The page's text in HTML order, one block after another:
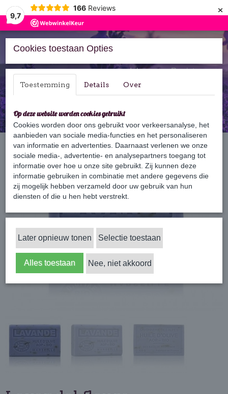
9,7
166 Reviews ×
Inloggen Registreren
Home › Zeep › 125 gram zeep › Lavendel fleurs
Cookies toestaan Opties
Toestemming Details Over
Op deze website worden cookies gebruikt
Cookies worden door ons gebruikt voor verkeersanalyse, het
aanbieden van sociale media-functies en het personaliseren
van informatie en advertenties. Daarnaast verlenen we onze
sociale media-, advertentie- en analysepartners toegang tot
informatie over hoe u onze site gebruikt. Zij kunnen deze
informatie gebruiken in combinatie met andere gegevens die
zij mogelijk hebben verzameld door uw gebruik van hun
diensten of die u hen hebt verstrekt.
Later opnieuw tonen Selectie toestaan
Alles toestaan Nee, niet akkoord